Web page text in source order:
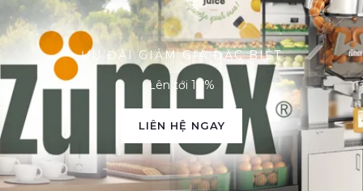
ƯU ĐÃI GIẢM GIÁ ĐẶC BIỆT
Lên tới 10%
LIÊN HỆ NGAY